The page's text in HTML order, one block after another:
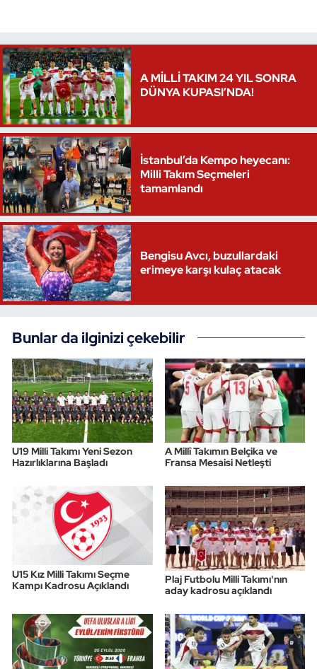
A MİLLİ TAKIM 24 YIL SONRA
DÜNYA KUPASI’NDA!
İstanbul’da Kempo heyecanı:
Milli Takım Seçmeleri
tamamlandı
Bengisu Avcı, buzullardaki
erimeye karşı kulaç atacak
Bunlar da ilginizi çekebilir
U19 Milli Takımı Yeni Sezon
Hazırlıklarına Başladı
A Millî Takımın Belçika ve
Fransa Mesaisi Netleşti
U15 Kız Milli Takımı Seçme
Kampı Kadrosu Açıklandı
Plaj Futbolu Milli Takımı'nın
aday kadrosu açıklandı
Voleybol
Vücut Geliştirme Fitness
Wushu Kungfu
Yelken
Yüzme